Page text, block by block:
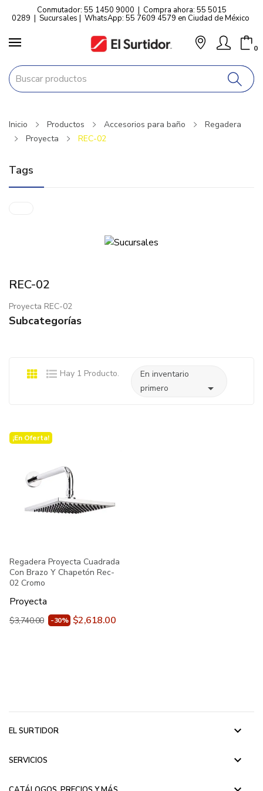
Conmutador: 55 1450 9000 | Compra ahora: 55 5015
0289 | Sucursales | WhatsApp: 55 7609 4579 en Ciudad de México
0
Inicio Productos Accesorios para baño
Regadera
Proyecta
REC-02
Tags
REC-02
Proyecta REC-02
Subcategorías
Hay 1 Producto.
En inventario
primero

¡En Oferta!
Regadera Proyecta Cuadrada
Con Brazo Y Chapetón Rec-
02 Cromo
Proyecta
$3,740.00 -30% $2,618.00
EL SURTIDOR keyboard_arrow_down
SERVICIOS keyboard_arrow_down